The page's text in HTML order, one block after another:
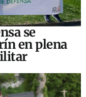
se
en plena